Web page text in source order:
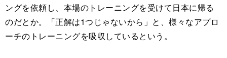
ングを依頼し、本場のトレーニングを受けて日本に帰る
のだとか。「正解は1つじゃないから」と、様々なアプロ
ーチのトレーニングを吸収しているという。